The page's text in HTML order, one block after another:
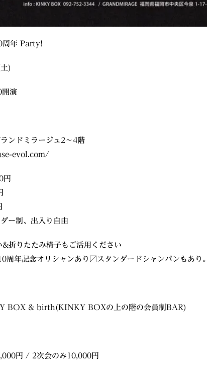
年 Party!
)
演
ンドミラージュ2〜4階
evol.com/
円
ー制、出入り自由
折りたたみ椅子もご活用ください
年記念オリシャンあり〼スタンダードシャンパンもあり。
BOX & birth(KINKY BOXの上の階の会員制BAR)
円 / 2次会のみ10,000円